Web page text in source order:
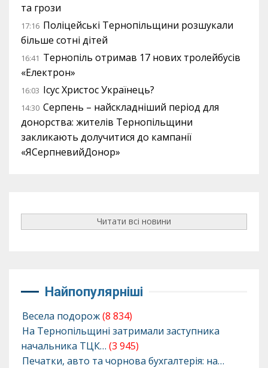
та грози
17:16 Поліцейські Тернопільщини розшукали
більше сотні дітей
16:41 Тернопіль отримав 17 нових тролейбусів
«Електрон»
16:03 Ісус Христос Українець?
14:30 Серпень – найскладніший період для
донорства: жителів Тернопільщини
закликають долучитися до кампанії
«ЯСерпневийДонор»
Читати всі новини
Найпопулярніші
Весела подорож(8 834)
На Тернопільщині затримали заступника
начальника ТЦК… (3 945)
Печатки, авто та чорнова бухгалтерія: на…